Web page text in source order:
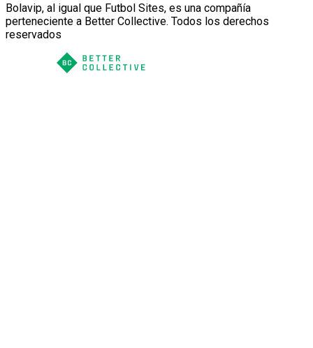
Bolavip, al igual que Futbol Sites, es una compañía
perteneciente a Better Collective. Todos los derechos
reservados